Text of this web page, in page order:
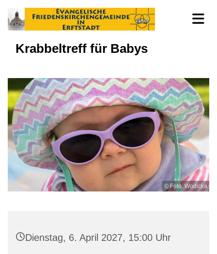
Krabbeltreff für Babys
© Foto: Wodicka
Dienstag, 6. April 2027, 15:00 Uhr